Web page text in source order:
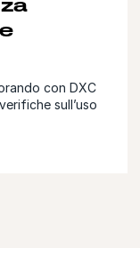
con DXC
sull’uso